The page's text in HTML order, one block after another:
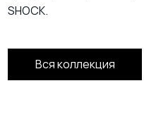
SHOCK.
Вся коллекция